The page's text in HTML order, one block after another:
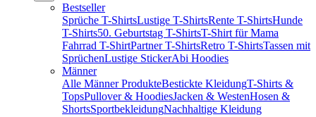
Bestseller
Sprüche T-ShirtsLustige T-ShirtsRente T-ShirtsHunde
T-Shirts50. Geburtstag T-ShirtsT-Shirt für Mama
Fahrrad T-ShirtPartner T-ShirtsRetro T-ShirtsTassen mit
SprüchenLustige StickerAbi Hoodies
Männer
Alle Männer ProdukteBestickte KleidungT-Shirts &
TopsPullover & HoodiesJacken & WestenHosen &
ShortsSportbekleidungNachhaltige Kleidung